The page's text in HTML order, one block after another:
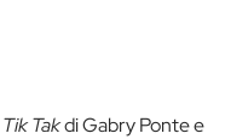
Tik Takdi Gabry Ponte e